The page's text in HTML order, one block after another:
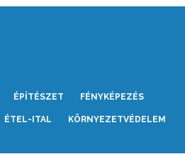
ÉPÍTÉSZET FÉNYKÉPEZÉS
ÉTEL-ITAL KÖRNYEZETVÉDELEM